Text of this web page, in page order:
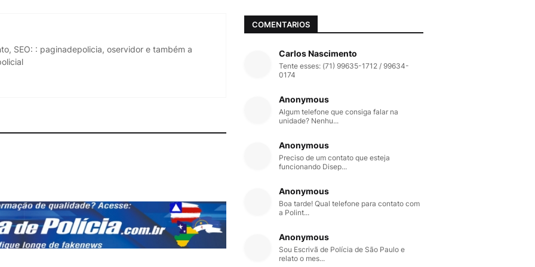
SEO: : paginadepolicia, oservidor e também a
COMENTARIOS
Carlos Nascimento
Tente esses: (71) 99635-1712 / 99634-
0174
Anonymous
Algum telefone que consiga falar na
unidade? Nenhu...
Anonymous
Preciso de um contato que esteja
funcionando Disep...
Anonymous
Boa tarde! Qual telefone para contato com
a Polint...
Anonymous
Sou Escrivã de Polícia de São Paulo e
relato o mes...